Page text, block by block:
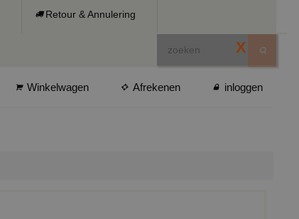
Retour & Annulering
X
Winkelwagen Afrekenen inloggen